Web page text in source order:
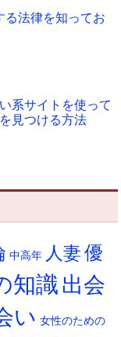
る法律を知ってお
系サイトを使って
見つける方法
中高年 人妻優
知識出会
い 女性のための